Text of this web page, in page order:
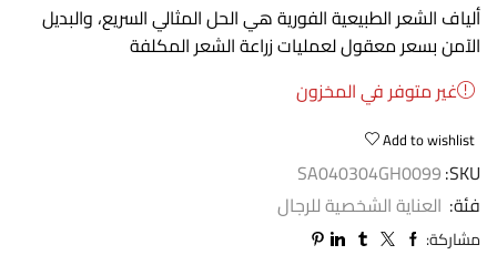
ألياف الشعر الطبيعية الفورية هي الحل المثالي السريع، والبديل
الآمن بسعر معقول لعمليات زراعة الشعر المكلفة
غير متوفر في المخزون
Add to wishlist
SKU:
SA040304GH0099
فئة: العناية الشخصية للرجال
مشاركة: